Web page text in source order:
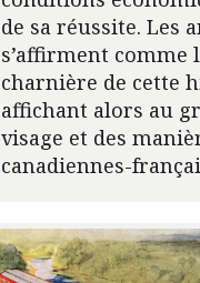
de sa réussite. Les
s’affirment comme
charnière de cette
affichant alors au
visage et des
canadiennes-